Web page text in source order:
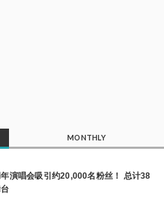
MONTHLY
演唱会吸引约20,000名粉丝！ 总计38